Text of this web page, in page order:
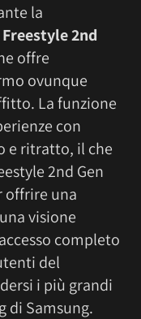
la
Freestyle 2nd
offre
ovunque
La funzione
con
e ritratto, il che
2nd Gen
offrire una
visione
completo
del
i più grandi
di Samsung.